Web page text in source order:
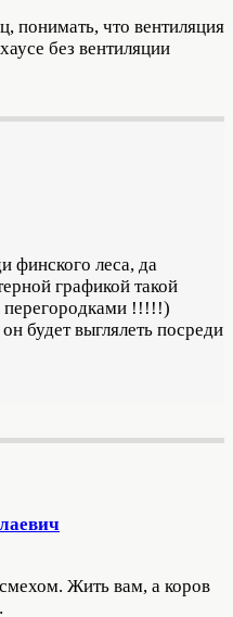
понимать, что вентиляция
без вентиляции
финского леса, да
графикой такой
перегородками !!!!!)
будет выглялеть посреди
Жить вам, а коров